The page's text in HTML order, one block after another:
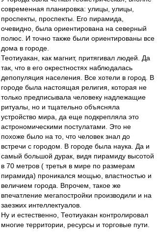
современная планировка: улицы, улицы,
проспекты, проспекты. Его пирамида,
очевидно, была ориентирована на северный
полюс. И точно также были ориентированы все
дома в городе.
Теотиуакан, как магнит, притягивал людей. Да
так, что в его окрестностях наблюдалась
депопуляция населения. Все хотели в город. В
городе была настоящая религия, которая не
только предписывала человеку надлежащие
ритуалы, но и тщательно объясняла
устройство мира, да еще подкрепляла это
астрономическими постулатами. Это не
похоже было на то, что человек знал до
встречи с городом. В городе была наука. Да и
самый большой дурак, видя пирамиду высотой
в 70 метров ( третья в мире по размерам
пирамида) проникался мощью, властностью и
величием города. Впрочем, такое же
впечатление мегапостройки производили и на
заезжих интеллектуалов.
Ну и естественно, Теотиуакан контролировал
многие территории, ресурсы и торговые пути.